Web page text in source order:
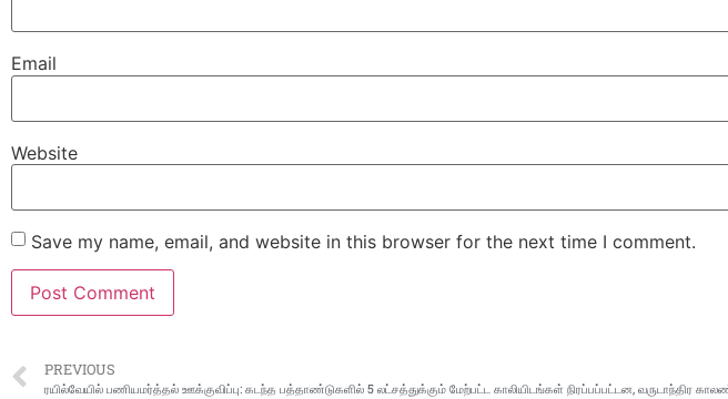
Email
Website
Save my name, email, and website in this browser for the next time I comment.
PREVIOUS